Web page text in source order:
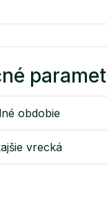
obdobie
vrecká